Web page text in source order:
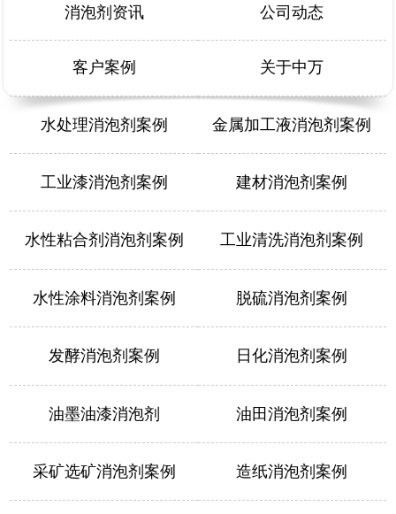
消泡剂资讯 公司动态
客户案例 关于中万
水处理消泡剂案例 金属加工液消泡剂案例
工业漆消泡剂案例 建材消泡剂案例
水性粘合剂消泡剂案例 工业清洗消泡剂案例
水性涂料消泡剂案例 脱硫消泡剂案例
发酵消泡剂案例 日化消泡剂案例
油墨油漆消泡剂 油田消泡剂案例
采矿选矿消泡剂案例 造纸消泡剂案例